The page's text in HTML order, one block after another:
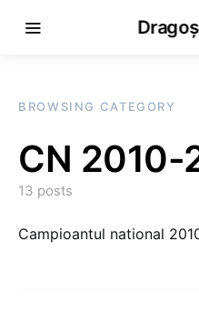
BROWSING CATEGORY
CN 2010-
13 posts
Campioantul national